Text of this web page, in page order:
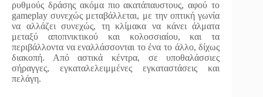
ρυθμούς δράσης ακόμα πιο ακατάπαυστους, αφού το
gameplay συνεχώς μεταβάλλεται, με την οπτική γωνία
να αλλάζει συνεχώς, τη κλίμακα να κάνει άλματα
μεταξύ αποπνικτικού και κολοσσιαίου, και τα
περιβάλλοντα να εναλλάσσονται το ένα το άλλο, δίχως
διακοπή. Από αστικά κέντρα, σε υποθαλάσσιες
σήραγγες, εγκαταλελειμμένες εγκαταστάσεις και
πελάγη.